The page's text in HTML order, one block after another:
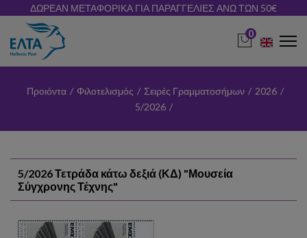
ΔΩΡΕΑΝ ΜΕΤΑΦΟΡΙΚΑ ΓΙΑ ΠΑΡΑΓΓΕΛΙΕΣ ΑΝΩ ΤΩΝ 50€
0
Προιόντα / Φιλοτελισμός / Σειρές Γραμματοσήμων / 2026 /
5/2026 /
5/2026 Τετράδα κάτω δεξιά (ΚΔ) "Μουσεία
Σύγχρονης Τέχνης"